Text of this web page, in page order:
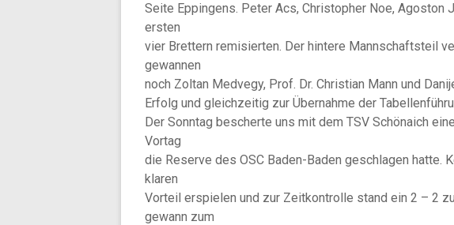
Seite Eppingens. Peter Acs, Christopher Noe, Agoston
ersten
vier Brettern remisierten. Der hintere Mannschaftsteil
gewannen
noch Zoltan Medvegy, Prof. Dr. Christian Mann und
Erfolg und gleichzeitig zur Übernahme der
Der Sonntag bescherte uns mit dem TSV Schönaich
Vortag
die Reserve des OSC Baden-Baden geschlagen hatte.
klaren
Vorteil erspielen und zur Zeitkontrolle stand ein 2 – 2
gewann zum